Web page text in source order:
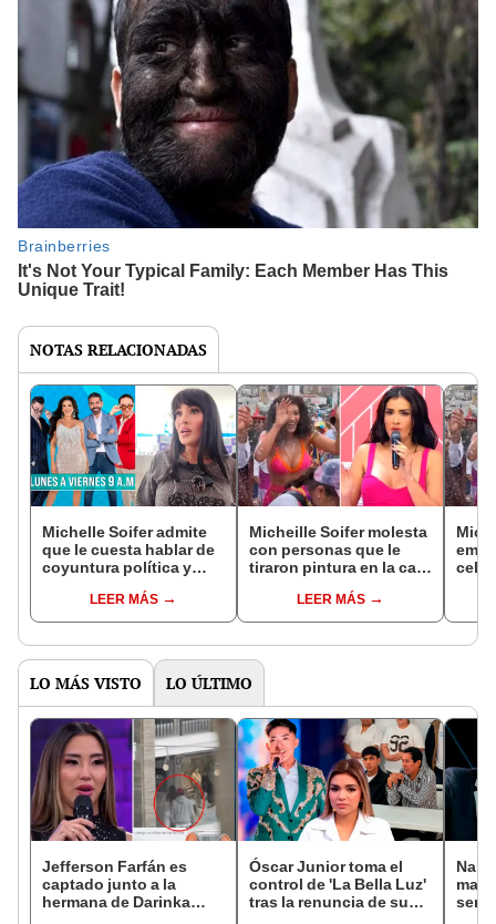
NOTAS RELACIONADAS
Michelle Soifer admite
que le cuesta hablar de
coyuntura política y
gente’: “Termino con el
corazón partido”
LEER MÁS
Micheille Soifer molesta
con personas que le
tiraron pintura en la cara
Callao: "Siempre hay
gente malcriada"
LEER MÁS
LO MÁS VISTO LO ÚLTIMO
Jefferson Farfán es
captado junto a la
hermana de Darinka
Óscar Junior toma el
control de 'La Bella Luz'
tras la renuncia de su